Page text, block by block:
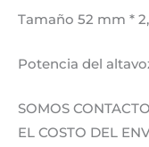
Tamaño 52 mm * 2,
Potencia del
SOMOS
EL COSTO DEL